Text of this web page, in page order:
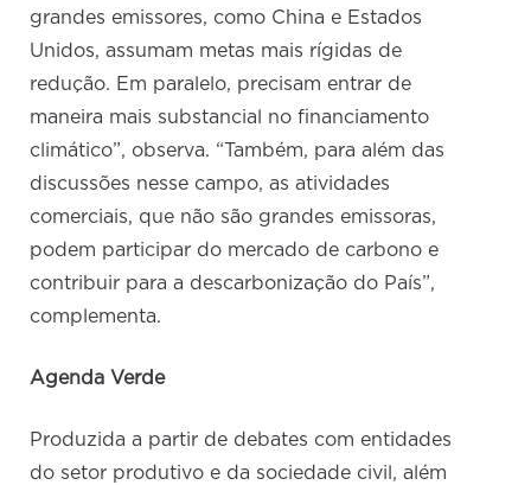
grandes emissores, como China e Estados
Unidos, assumam metas mais rígidas de
redução. Em paralelo, precisam entrar de
maneira mais substancial no financiamento
climático”, observa. “Também, para além das
discussões nesse campo, as atividades
comerciais, que não são grandes emissoras,
podem participar do mercado de carbono e
contribuir para a descarbonização do País”,
complementa.
Agenda Verde
Produzida a partir de debates com entidades
do setor produtivo e da sociedade civil, além